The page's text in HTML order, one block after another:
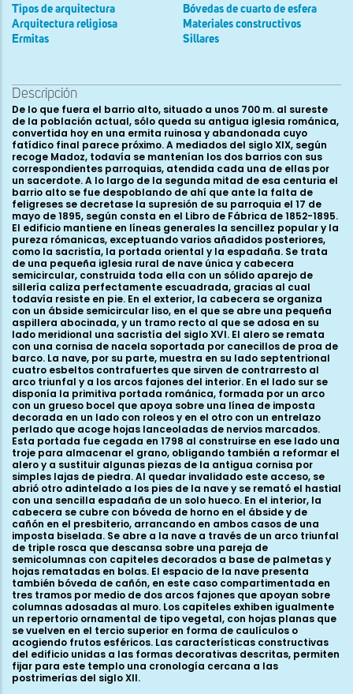
Tipos de arquitectura
Arquitectura religiosa
Ermitas
Bóvedas de cuarto de esfera
Materiales constructivos
Sillares
Descripción
De lo que fuera el barrio alto, situado a unos 700 m. al sureste
de la población actual, sólo queda su antigua iglesia románica,
convertida hoy en una ermita ruinosa y abandonada cuyo
fatídico final parece próximo. A mediados del siglo XIX, según
recoge Madoz, todavía se mantenían los dos barrios con sus
correspondientes parroquias, atendida cada una de ellas por
un sacerdote. A lo largo de la segunda mitad de esa centuria el
barrio alto se fue despoblando de ahí que ante la falta de
feligreses se decretase la supresión de su parroquia el 17 de
mayo de 1895, según consta en el Libro de Fábrica de 1852-1895.
El edificio mantiene en líneas generales la sencillez popular y la
pureza rómanicas, exceptuando varios añadidos posteriores,
como la sacristía, la portada oriental y la espadaña. Se trata
de una pequeña iglesia rural de nave única y cabecera
semicircular, construida toda ella con un sólido aparejo de
sillería caliza perfectamente escuadrada, gracias al cual
todavía resiste en pie. En el exterior, la cabecera se organiza
con un ábside semicircular liso, en el que se abre una pequeña
aspillera abocinada, y un tramo recto al que se adosa en su
lado meridional una sacristía del siglo XVI. El alero se remata
con una cornisa de nacela soportada por canecillos de proa de
barco. La nave, por su parte, muestra en su lado septentrional
cuatro esbeltos contrafuertes que sirven de contrarresto al
arco triunfal y a los arcos fajones del interior. En el lado sur se
disponía la primitiva portada románica, formada por un arco
con un grueso bocel que apoya sobre una línea de imposta
decorada en un lado con roleos y en el otro con un entrelazo
perlado que acoge hojas lanceoladas de nervios marcados.
Esta portada fue cegada en 1798 al construirse en ese lado una
troje para almacenar el grano, obligando también a reformar el
alero y a sustituir algunas piezas de la antigua cornisa por
simples lajas de piedra. Al quedar invalidado este acceso, se
abrió otro adintelado a los pies de la nave y se remató el hastial
con una sencilla espadaña de un solo hueco. En el interior, la
cabecera se cubre con bóveda de horno en el ábside y de
cañón en el presbiterio, arrancando en ambos casos de una
imposta biselada. Se abre a la nave a través de un arco triunfal
de triple rosca que descansa sobre una pareja de
semicolumnas con capiteles decorados a base de palmetas y
hojas rematadas en bolas. El espacio de la nave presenta
también bóveda de cañón, en este caso compartimentada en
tres tramos por medio de dos arcos fajones que apoyan sobre
columnas adosadas al muro. Los capiteles exhiben igualmente
un repertorio ornamental de tipo vegetal, con hojas planas que
se vuelven en el tercio superior en forma de caulículos o
acogiendo frutos esféricos. Las características constructivas
del edificio unidas a las formas decorativas descritas, permiten
fijar para este templo una cronología cercana a las
postrimerías del siglo XII.